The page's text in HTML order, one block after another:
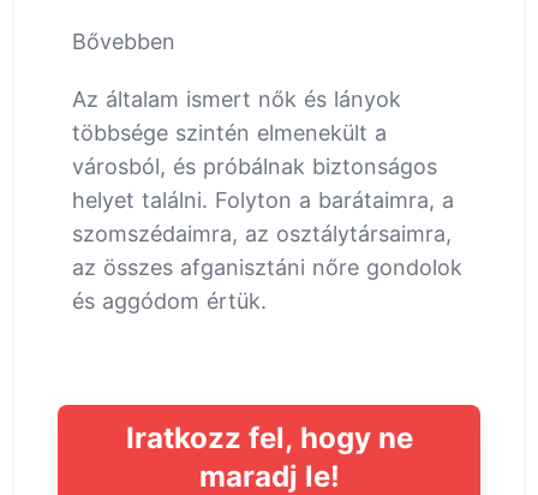
Bővebben
Az általam ismert nők és lányok
többsége szintén elmenekült a
városból, és próbálnak biztonságos
helyet találni. Folyton a barátaimra, a
szomszédaimra, az osztálytársaimra,
az összes afganisztáni nőre gondolok
és aggódom értük.
Iratkozz fel, hogy ne
maradj le!